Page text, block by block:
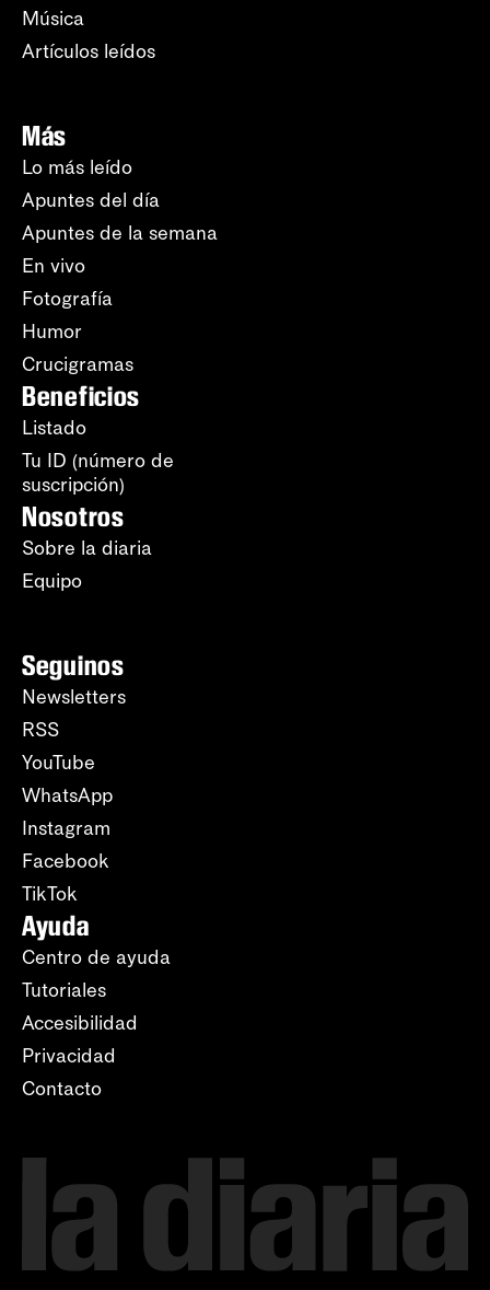
Música
Artículos leídos
Más
Lo más leído
Apuntes del día
Apuntes de la semana
En vivo
Fotografía
Humor
Crucigramas
Beneficios
Listado
Tu ID (número de
suscripción)
Nosotros
Sobre la diaria
Equipo
Seguinos
Newsletters
RSS
YouTube
WhatsApp
Instagram
Facebook
TikTok
Ayuda
Centro de ayuda
Tutoriales
Accesibilidad
Privacidad
Contacto